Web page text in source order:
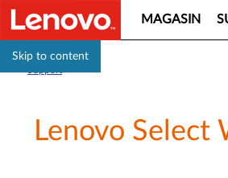
Skip to content
MAGASIN
Lenovo Select